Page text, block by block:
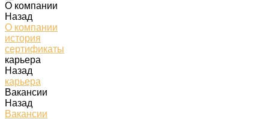
О компании
Назад
О компании
история
сертификаты
карьера
Назад
карьера
Вакансии
Назад
Вакансии